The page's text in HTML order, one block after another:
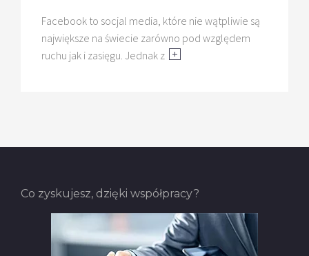
Facebook to socjal media, które nie wątpliwie są
największe na świecie zarówno pod względem
ruchu jak i zasięgu. Jednak z
Co zyskujesz, dzięki współpracy?